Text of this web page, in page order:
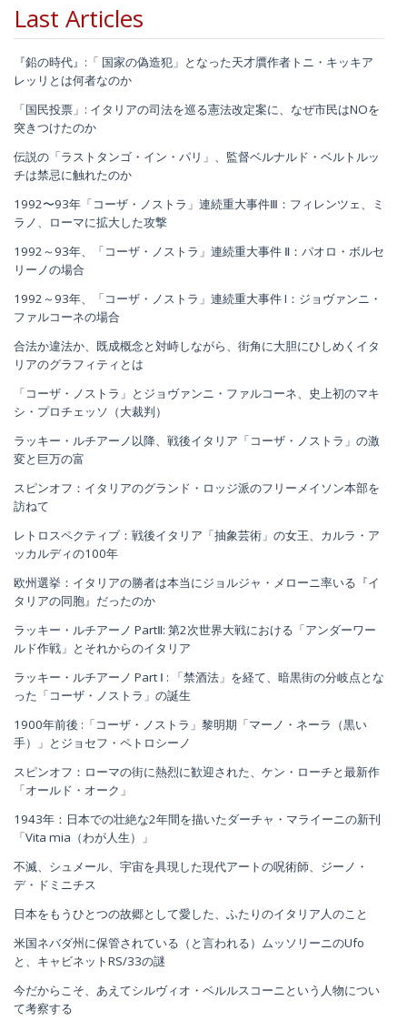
Last Articles
『鉛の時代』:「 国家の偽造犯」となった天才贋作者トニ・キッキア
レッリとは何者なのか
「国民投票」: イタリアの司法を巡る憲法改定案に、なぜ市民はNOを
突きつけたのか
伝説の「ラストタンゴ・イン・パリ」、監督ベルナルド・ベルトルッ
チは禁忌に触れたのか
1992〜93年「コーザ・ノストラ」連続重大事件Ⅲ：フィレンツェ、ミ
ラノ、ローマに拡大した攻撃
1992～93年、「コーザ・ノストラ」連続重大事件 Ⅱ：パオロ・ボルセ
リーノの場合
1992～93年、「コーザ・ノストラ」連続重大事件 I：ジョヴァンニ・
ファルコーネの場合
合法か違法か、既成概念と対峙しながら、街角に大胆にひしめくイタ
リアのグラフィティとは
「コーザ・ノストラ」とジョヴァンニ・ファルコーネ、史上初のマキ
シ・プロチェッソ（大裁判）
ラッキー・ルチアーノ以降、戦後イタリア「コーザ・ノストラ」の激
変と巨万の富
スピンオフ：イタリアのグランド・ロッジ派のフリーメイソン本部を
訪ねて
レトロスペクティブ：戦後イタリア「抽象芸術」の女王、カルラ・ア
ッカルディの100年
欧州選挙：イタリアの勝者は本当にジョルジャ・メローニ率いる『イ
タリアの同胞』だったのか
ラッキー・ルチアーノ PartⅡ: 第2次世界大戦における「アンダーワー
ルド作戦」とそれからのイタリア
ラッキー・ルチアーノ Part Ⅰ : 「禁酒法」を経て、暗黒街の分岐点とな
った「コーザ・ノストラ」の誕生
1900年前後 :「コーザ・ノストラ」黎明期「マーノ・ネーラ（黒い
手）」とジョセフ・ペトロシーノ
スピンオフ：ローマの街に熱烈に歓迎された、ケン・ローチと最新作
「オールド・オーク」
1943年：日本での壮絶な2年間を描いたダーチャ・マライーニの新刊
「Vita mia（わが人生）」
不滅、シュメール、宇宙を具現した現代アートの呪術師、ジーノ・
デ・ドミニチス
日本をもうひとつの故郷として愛した、ふたりのイタリア人のこと
米国ネバダ州に保管されている（と言われる）ムッソリーニのUfo
と、キャビネットRS/33の謎
今だからこそ、あえてシルヴィオ・ベルルスコーニという人物につい
て考察する